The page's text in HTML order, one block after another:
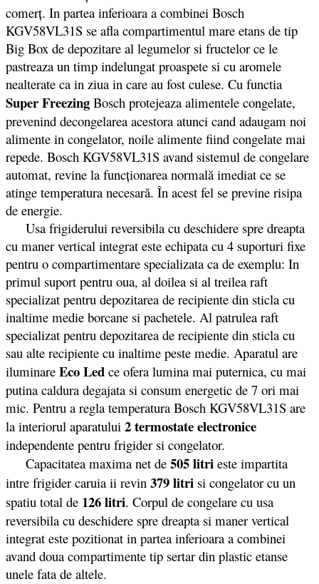
comerţ. In partea inferioara a combinei Bosch
KGV58VL31S se afla compartimentul mare etans de tip
Big Box de depozitare al legumelor si fructelor ce le
pastreaza un timp indelungat proaspete si cu aromele
nealterate ca in ziua in care au fost culese. Cu functia
Super Freezing Bosch protejeaza alimentele congelate,
prevenind decongelarea acestora atunci cand adaugam noi
alimente in congelator, noile alimente fiind congelate mai
repede. Bosch KGV58VL31S avand sistemul de congelare
automat, revine la funcționarea normală imediat ce se
atinge temperatura necesară. În acest fel se previne risipa
de energie.
Usa frigiderului reversibila cu deschidere spre dreapta
cu maner vertical integrat este echipata cu 4 suporturi fixe
pentru o compartimentare specializata ca de exemplu: In
primul suport pentru oua, al doilea si al treilea raft
specializat pentru depozitarea de recipiente din sticla cu
inaltime medie borcane si pachetele. Al patrulea raft
specializat pentru depozitarea de recipiente din sticla cu
sau alte recipiente cu inaltime peste medie. Aparatul are
iluminare Eco Led ce ofera lumina mai puternica, cu mai
putina caldura degajata si consum energetic de 7 ori mai
mic. Pentru a regla temperatura Bosch KGV58VL31S are
la interiorul aparatului 2 termostate electronice
independente pentru frigider si congelator.
Capacitatea maxima net de 505 litri este impartita
intre frigider caruia ii revin 379 litri si congelator cu un
spatiu total de 126 litri. Corpul de congelare cu usa
reversibila cu deschidere spre dreapta si maner vertical
integrat este pozitionat in partea inferioara a combinei
avand doua compartimente tip sertar din plastic etanse
unele fata de altele.